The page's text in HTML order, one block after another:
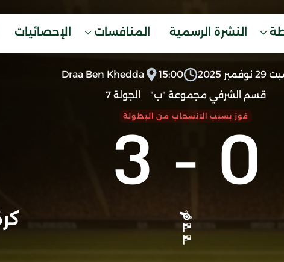
النشرة الرسمية المنافسات الإحصائيات
نوفمبر 2025 15:00
Draa Ben Khedda
قسم الشرفي مجموعة "ب"
الجولة 7
0
-
3
فوز بسبب الانسحاب من البطولة